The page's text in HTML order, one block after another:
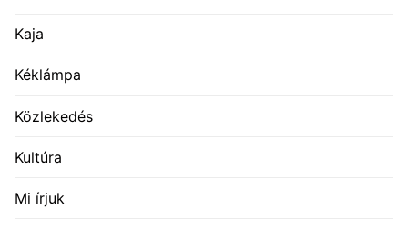
Kaja
Kéklámpa
Közlekedés
Kultúra
Mi írjuk